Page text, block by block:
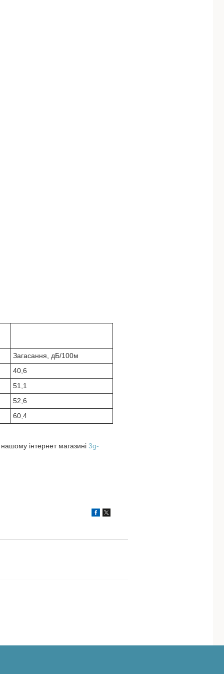
Загасання, дБ/100м
40,6
51,1
52,6
60,4
інтернет магазині 3g-